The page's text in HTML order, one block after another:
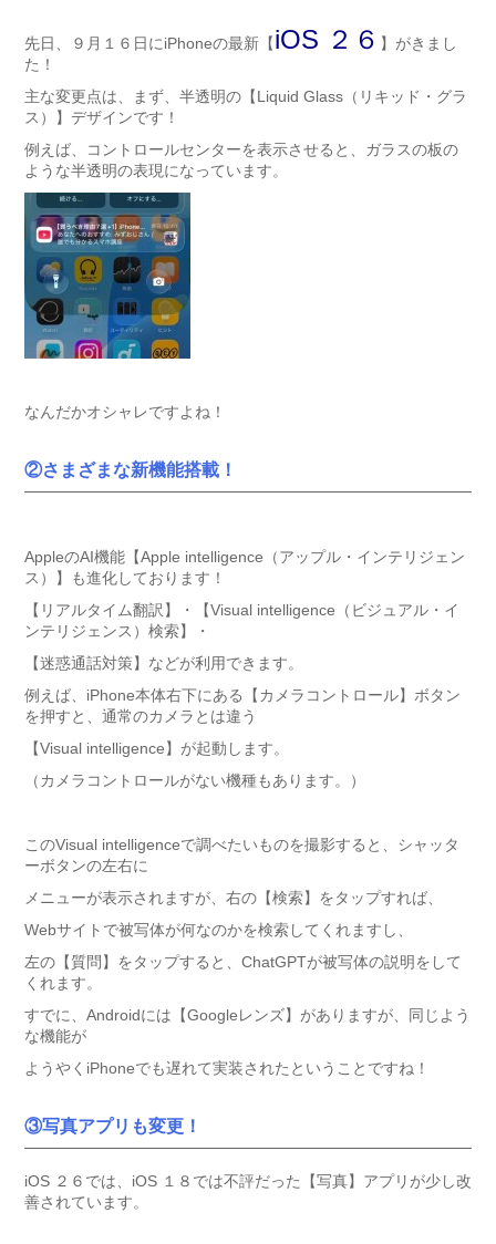
先日、９月１６日にiPhoneの最新【iOS ２６ 】がきまし
た！
主な変更点は、まず、半透明の【Liquid Glass（リキッド・グラ
ス）】デザインです！
例えば、コントロールセンターを表示させると、ガラスの板の
ような半透明の表現になっています。
なんだかオシャレですよね！
②さまざまな新機能搭載！
AppleのAI機能【Apple intelligence（アップル・インテリジェン
ス）】も進化しております！
【リアルタイム翻訳】・【Visual intelligence（ビジュアル・イ
ンテリジェンス）検索】・
【迷惑通話対策】などが利用できます。
例えば、iPhone本体右下にある【カメラコントロール】ボタン
を押すと、通常のカメラとは違う
【Visual intelligence】が起動します。
（カメラコントロールがない機種もあります。）
このVisual intelligenceで調べたいものを撮影すると、シャッタ
ーボタンの左右に
メニューが表示されますが、右の【検索】をタップすれば、
Webサイトで被写体が何なのかを検索してくれますし、
左の【質問】をタップすると、ChatGPTが被写体の説明をして
くれます。
すでに、Androidには【Googleレンズ】がありますが、同じよう
な機能が
ようやくiPhoneでも遅れて実装されたということですね！
③写真アプリも変更！
iOS ２６では、iOS １８では不評だった【写真】アプリが少し改
善されています。